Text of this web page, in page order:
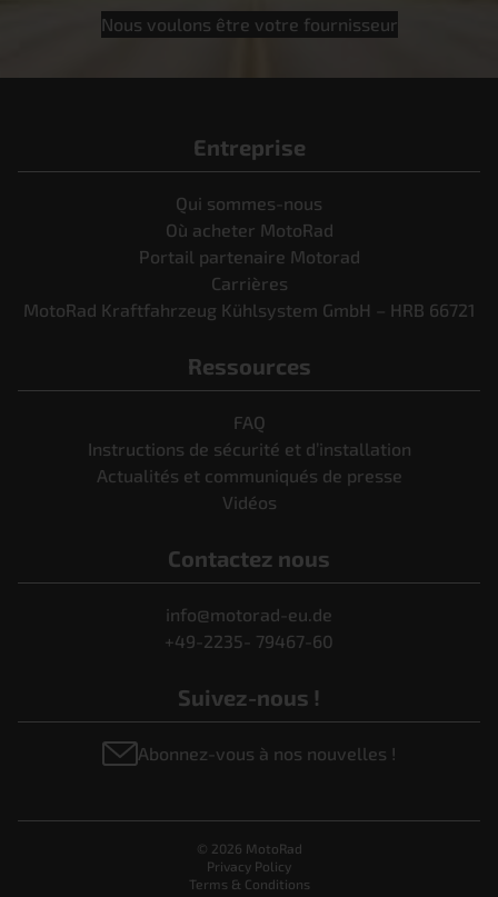
Nous voulons être votre fournisseur
Entreprise
Qui sommes-nous
Où acheter MotoRad
Portail partenaire Motorad
Carrières
MotoRad Kraftfahrzeug Kühlsystem GmbH – HRB 66721
Ressources
FAQ
Instructions de sécurité et d’installation
Actualités et communiqués de presse
Vidéos
Contactez nous
info@motorad-eu.de
+49-2235- 79467-60
Suivez-nous !
Abonnez-vous à nos nouvelles !
© 2026 MotoRad
Privacy Policy
Terms & Conditions